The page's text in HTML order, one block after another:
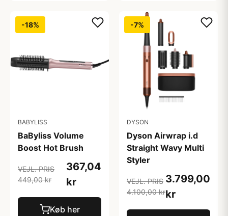
-18%
BABYLISS
BaByliss Volume
Boost Hot Brush
VEJL. PRIS
449,00 kr
367,04
kr
Køb her
-7%
DYSON
Dyson Airwrap i.d
Straight Wavy Multi
Styler
VEJL. PRIS
4.100,00 kr
3.799,00
kr